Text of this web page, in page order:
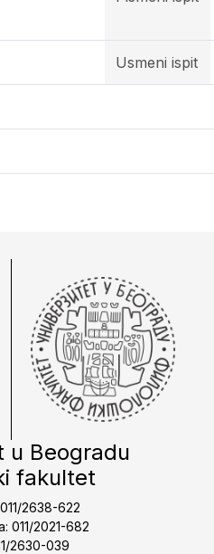
Usmeni ispit
u Beogradu
fakultet
2638-622
011/2021-682
2630-039